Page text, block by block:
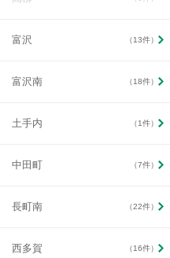
富沢 （13件）
富沢南 （18件）
土手内 （1件）
中田町 （7件）
長町南 （22件）
西多賀 （16件）